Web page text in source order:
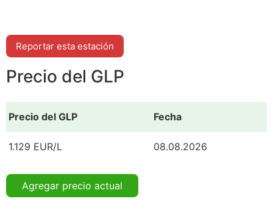
Reportar esta estación
Precio del GLP
Precio del GLP Fecha
1.129 EUR/L 08.08.2026
Agregar precio actual